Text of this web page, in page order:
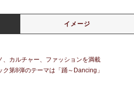
イメージ
、カルチャー、ファッションを満載
第8弾のテーマは「踊～Dancing」